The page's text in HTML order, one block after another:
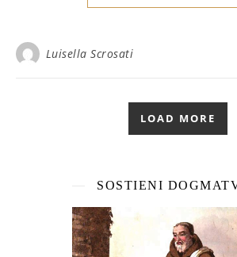
Luisella Scrosati
LOAD MORE
SOSTIENI